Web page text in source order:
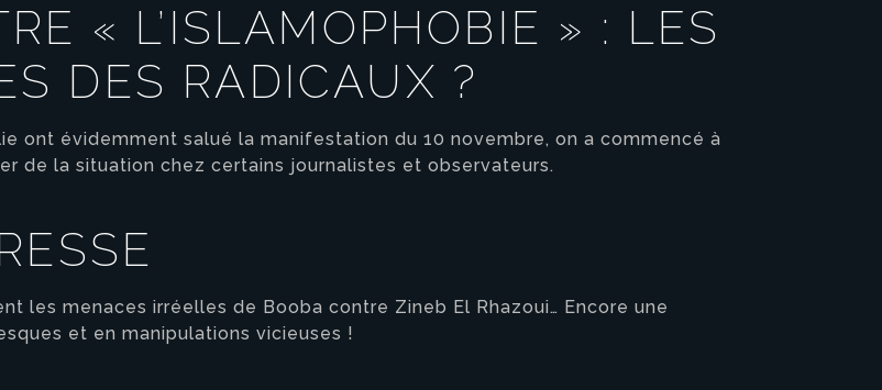
« L’ISLAMOPHOBIE » : LES
DES RADICAUX ?
ont évidemment salué la manifestation du 10 novembre, on a commencé à
de la situation chez certains journalistes et observateurs.
les menaces irréelles de Booba contre Zineb El Rhazoui… Encore une
et en manipulations vicieuses !